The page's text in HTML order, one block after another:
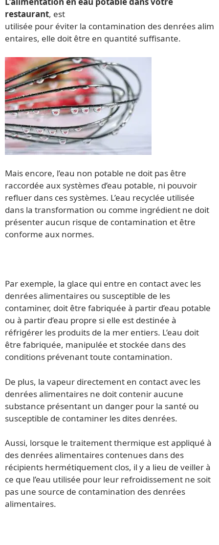
restaurant, est
utilisée pour éviter la contamination des denrées alim
entaires, elle doit être en quantité suffisante.
Mais encore, l’eau non potable ne doit pas être
raccordée aux systèmes d’eau potable, ni pouvoir
refluer dans ces systèmes. L’eau recyclée utilisée
dans la transformation ou comme ingrédient ne doit
présenter aucun risque de contamination et être
conforme aux normes.
Par exemple, la glace qui entre en contact avec les
denrées alimentaires ou susceptible de les
contaminer, doit être fabriquée à partir d’eau potable
ou à partir d’eau propre si elle est destinée à
réfrigérer les produits de la mer entiers. L’eau doit
être fabriquée, manipulée et stockée dans des
conditions prévenant toute contamination.
De plus, la vapeur directement en contact avec les
denrées alimentaires ne doit contenir aucune
substance présentant un danger pour la santé ou
susceptible de contaminer les dites denrées.
Aussi, lorsque le traitement thermique est appliqué à
des denrées alimentaires contenues dans des
récipients hermétiquement clos, il y a lieu de veiller à
ce que l’eau utilisée pour leur refroidissement ne soit
pas une source de contamination des denrées
alimentaires.